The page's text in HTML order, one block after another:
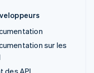
sur les
des API